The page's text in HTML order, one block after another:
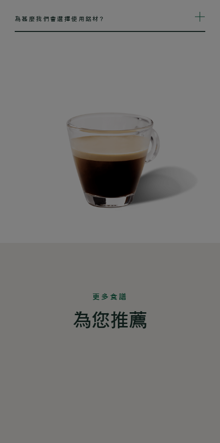
為甚麼我們會選擇使用鋁材?
更多食譜
為您推薦